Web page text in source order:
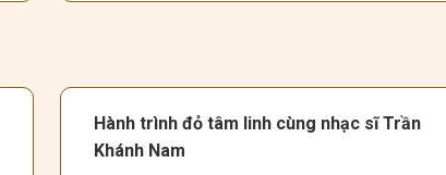
với tác giả ca
Hành trình đỏ tâm linh cùng nhạc sĩ Trần
Khánh Nam